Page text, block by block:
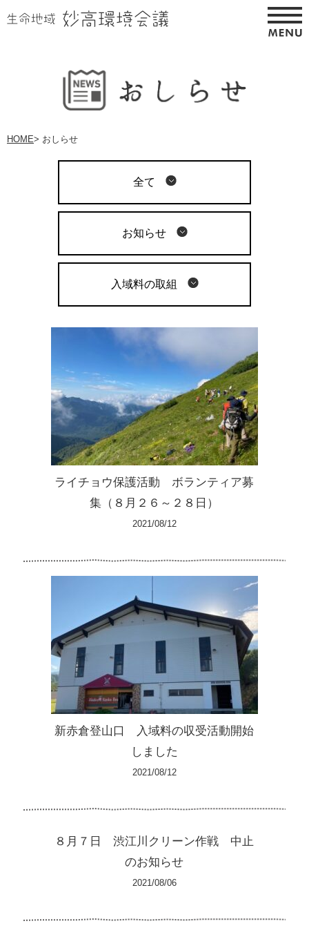
HOME> おしらせ
全て
お知らせ
入域料の取組
ライチョウ保護活動 ボランティア募
集（８月２６～２８日）
2021/08/12
新赤倉登山口 入域料の収受活動開始
しました
2021/08/12
８月７日 渋江川クリーン作戦 中止
のお知らせ
2021/08/06